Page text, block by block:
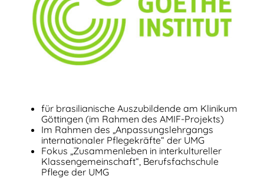
für brasilianische Auszubildende am Klinikum
Göttingen (im Rahmen des AMIF-Projekts)
Im Rahmen des „Anpassungslehrgangs
internationaler Pflegekräfte“ der UMG
Fokus „Zusammenleben in interkultureller
Klassengemeinschaft“, Berufsfachschule
Pflege der UMG